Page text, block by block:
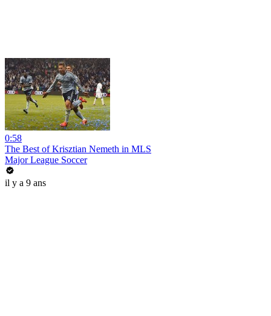
0:58
The Best of Krisztian Nemeth in MLS
Major League Soccer
il y a 9 ans